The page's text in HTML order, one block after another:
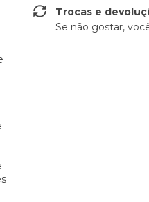
Trocas e
Se não gostar,